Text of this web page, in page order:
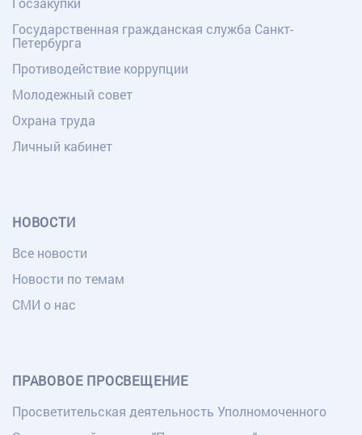
Государственная гражданская служба Санкт-
Петербурга
Противодействие коррупции
Молодежный совет
Охрана труда
Личный кабинет
НОВОСТИ
Все новости
Новости по темам
СМИ о нас
ПРАВОВОЕ ПРОСВЕЩЕНИЕ
Просветительская деятельность Уполномоченного